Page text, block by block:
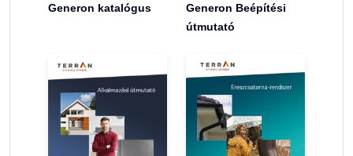
Generon katalógus
Generon Beépítési
útmutató